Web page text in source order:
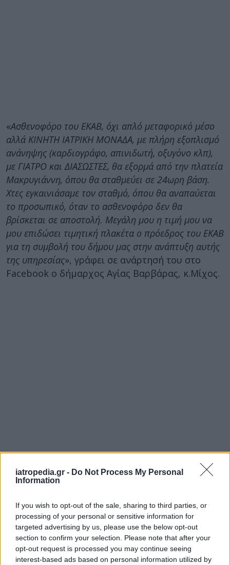
iatropedia.gr - Do Not Process My Personal
Information
If you wish to opt-out of the sale, sharing to third parties, or
processing of your personal or sensitive information for
targeted advertising by us, please use the below opt-out
section to confirm your selection. Please note that after your
opt-out request is processed you may continue seeing
interest-based ads based on personal information utilized by
«Ασθενοφόρο του ΕΚΑΒ, όχι απλό μεταφορικό μέσο
αλλά ΚΙΝΗΤΗ ΙΑΤΡΙΚΗ ΜΟΝΑΔΑ, με πλήρη εξοπλισμό
ανάνηψης (καρδιογράφο, απινιδωτή, οξυγόνο κλπ),
με ΓΙΑΤΡΟ και ΔΙΑΣΩΣΤΕΣ, θα εξορμά από την πλατεία
Μακρυγιάννη, όπου θα σταθμεύει σε 24ωρη βάση.
Χτες εγκαινιάσαμε τον σταθμό, όπου θα αναπαύεται
το προσωπικό, όταν το ασθενοφόρο δεν θα
βρίσκεται σε αποστολή. Μεγάλη μου η τιμή μου να
μου επιδώσει τιμητική πλακέτα ο πρόεδρος του ΕΚΑΒ
για τη συμβολή του δήμου μας στην ανάπτυξη αυτής
της υπηρεσίας», γράφει σε ανάρτησή του στο
Facebook ο δήμαρχος Αγίας Βαρβάρας, κ.Μίχος.